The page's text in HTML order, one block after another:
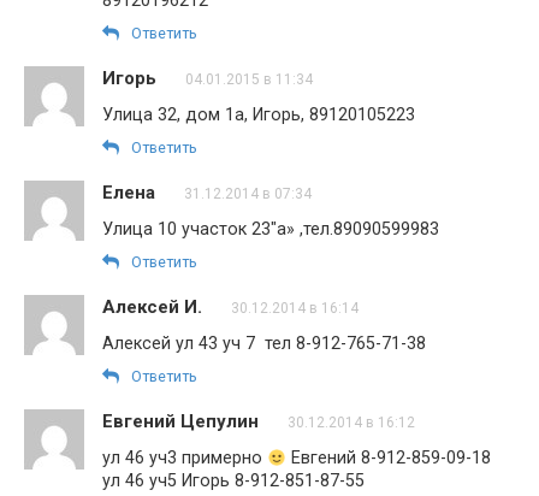
Ответить
Игорь 04.01.2015 в 11:34
Улица 32, дом 1a, Игорь, 89120105223
Ответить
Елена 31.12.2014 в 07:34
Улица 10 участок 23″а» ,тел.89090599983
Ответить
Алексей И. 30.12.2014 в 16:14
Алексей ул 43 уч 7 тел 8-912-765-71-38
Ответить
Евгений Цепулин 30.12.2014 в 16:12
ул 46 уч3 примерно
Евгений 8-912-859-09-18
ул 46 уч5 Игорь 8-912-851-87-55